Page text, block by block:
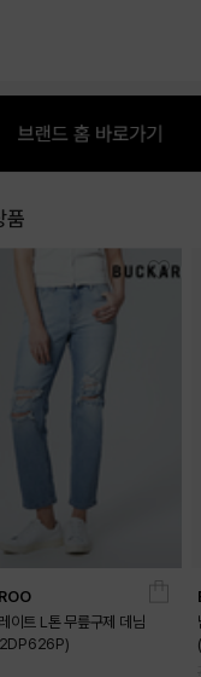
품
이트 L톤 무릎구제 데님